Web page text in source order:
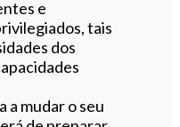
e
tais
dos
a mudar o seu